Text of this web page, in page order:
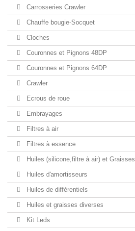
Carrosseries Crawler
Chauffe bougie-Socquet
Cloches
Couronnes et Pignons 48DP
Couronnes et Pignons 64DP
Crawler
Ecrous de roue
Embrayages
Filtres à air
Filtres à essence
Huiles (silicone,filtre à air) et Graisses
Huiles d'amortisseurs
Huiles de différentiels
Huiles et graisses diverses
Kit Leds